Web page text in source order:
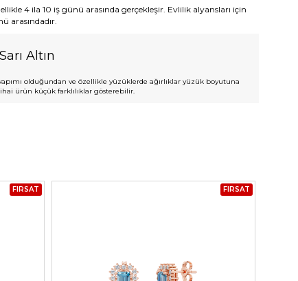
4 ila 10 iş günü arasında gerçekleşir. Evlilik alyansları için
arasındadır.
Altın
olduğundan ve özellikle yüzüklerde ağırlıklar yüzük boyutuna
ürün küçük farklılıklar gösterebilir.
FIRSAT FIRSAT